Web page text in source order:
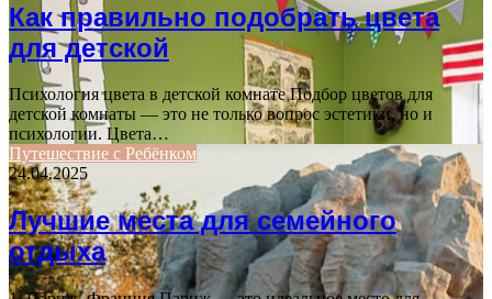
Как правильно подобрать цвета
для детской
Психология цвета в детской комнате Подбор цветов для
детской комнаты — это не только вопрос эстетики, но и
психологии. Цвета…
Путешествие с Ребёнком
24.04.2025
Лучшие места для семейного
отдыха